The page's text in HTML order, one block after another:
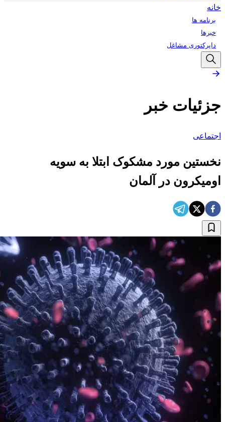
خانه
برنامه ها
خبرها
دایرکتوری مشاغل
جزئیات خبر
اجتماعی
نخستین مورد مشکوک ابتلا به سویه
اومیکرون در آلمان